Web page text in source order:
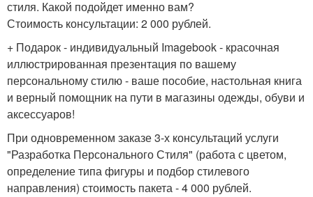
стиля. Какой подойдет именно вам?
Стоимость консультации: 2 000 рублей.
+ Подарок - индивидуальный Imagebook - красочная
иллюстрированная презентация по вашему
персональному стилю - ваше пособие, настольная книга
и верный помощник на пути в магазины одежды, обуви и
аксессуаров!
При одновременном заказе 3-х консультаций услуги
"Разработка Персонального Стиля" (работа с цветом,
определение типа фигуры и подбор стилевого
направления) стоимость пакета - 4 000 рублей.